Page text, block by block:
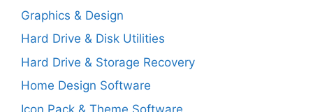
Graphics & Design
Hard Drive & Disk Utilities
Hard Drive & Storage Recovery
Home Design Software
Icon Pack & Theme Software